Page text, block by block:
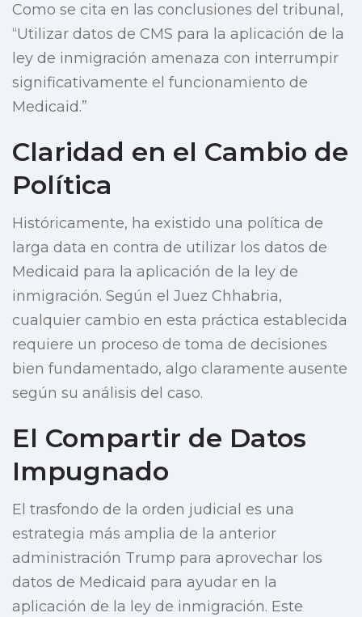
Como se cita en las conclusiones del tribunal,
“Utilizar datos de CMS para la aplicación de la
ley de inmigración amenaza con interrumpir
significativamente el funcionamiento de
Medicaid.”
Claridad en el Cambio de
Política
Históricamente, ha existido una política de
larga data en contra de utilizar los datos de
Medicaid para la aplicación de la ley de
inmigración. Según el Juez Chhabria,
cualquier cambio en esta práctica establecida
requiere un proceso de toma de decisiones
bien fundamentado, algo claramente ausente
según su análisis del caso.
El Compartir de Datos
Impugnado
El trasfondo de la orden judicial es una
estrategia más amplia de la anterior
administración Trump para aprovechar los
datos de Medicaid para ayudar en la
aplicación de la ley de inmigración. Este